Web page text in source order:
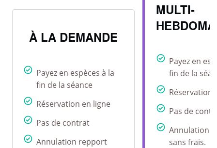
MULTI-
Payez en
fin de la
Réservation
Pas de
Annulation
sans frais.
À LA DEMANDE
Payez en espèces à la
fin de la séance
Réservation en ligne
Pas de contrat
Annulation repport